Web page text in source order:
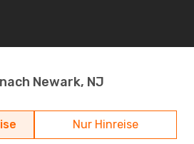
Newark, NJ
Nur Hinreise